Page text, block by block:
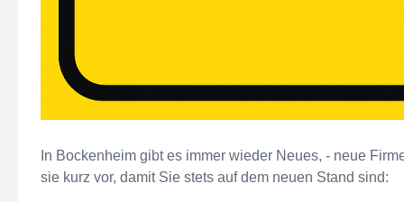
In Bockenheim gibt es immer wieder Neues, - neue
sie kurz vor, damit Sie stets auf dem neuen Stand sind: